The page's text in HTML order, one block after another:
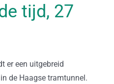
tijd, 27
er een uitgebreid
de Haagse tramtunnel.